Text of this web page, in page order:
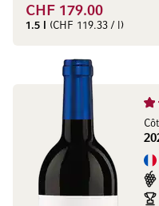
CHF 179.00
1.5 l (CHF 119.33 / l)